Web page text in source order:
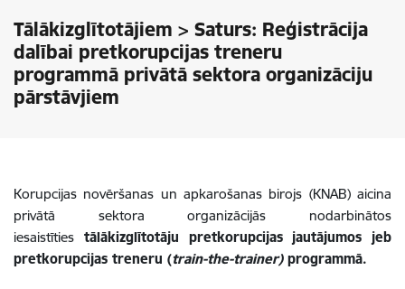
Tālākizglītotājiem > Saturs: Reģistrācija
dalībai pretkorupcijas treneru
programmā privātā sektora organizāciju
pārstāvjiem
Korupcijas novēršanas un apkarošanas birojs (KNAB) aicina
privātā sektora organizācijās nodarbinātos
iesaistīties tālākizglītotāju pretkorupcijas jautājumos jeb
pretkorupcijas treneru (train-the-trainer) programmā.